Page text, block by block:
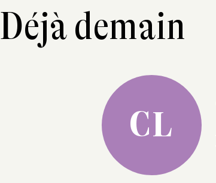
Déjà demain
CL